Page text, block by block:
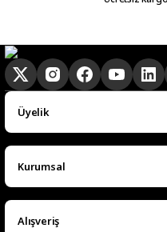
E... E... | 20/05/2026
Ürün güzel
hasan aslan | 03/04/2026
Hızlıca elime ulaştı
emre hasdemir | 15/03/2026
Üyelik
Kurumsal
Alışveriş